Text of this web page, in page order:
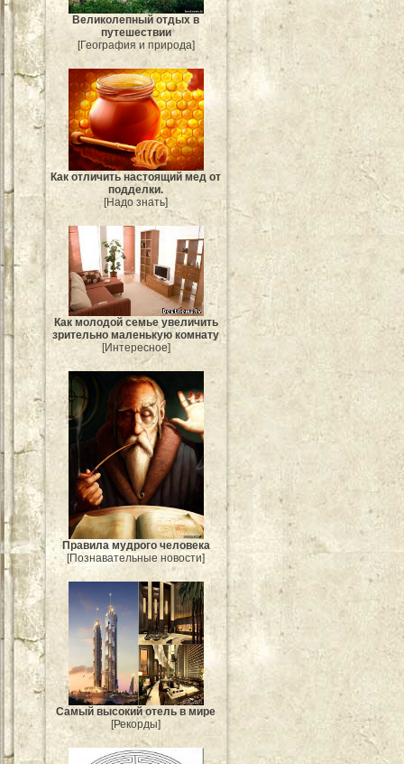
Великолепный отдых в
путешествии
[География и природа]
Как отличить настоящий мед от
подделки.
[Надо знать]
Как молодой семье увеличить
зрительно маленькую комнату
[Интересное]
Правила мудрого человека
[Познавательные новости]
Самый высокий отель в мире
[Рекорды]